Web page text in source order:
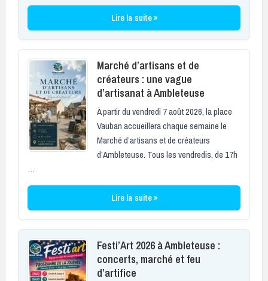
Lire la suite »
Marché d’artisans et de
créateurs : une vague
d’artisanat à Ambleteuse
À partir du vendredi 7 août 2026, la place
Vauban accueillera chaque semaine le
Marché d’artisans et de créateurs
d’Ambleteuse. Tous les vendredis, de 17h
…
Lire la suite »
Festi’Art 2026 à Ambleteuse :
concerts, marché et feu
d’artifice